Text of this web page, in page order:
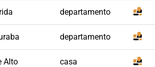
departamento
departamento
Alto casa